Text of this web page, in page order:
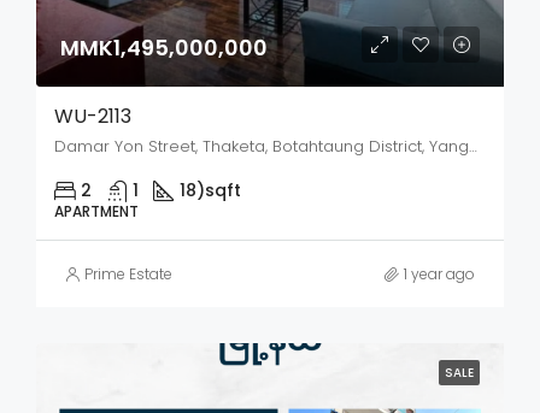
MMK1,495,000,000
WU-2113
Damar Yon Street, Thaketa, Botahtaung District, Yangon City, Yangon, 11072, Myanmar
2 1 18)sqft
APARTMENT
Prime Estate 1 year ago
SALE